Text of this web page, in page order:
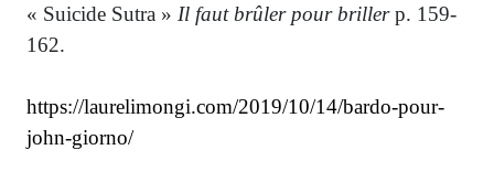
« Suicide Sutra » Il faut brûler pour brillerp. 159-
162.
https://laurelimongi.com/2019/10/14/bardo-pour-
john-giorno/